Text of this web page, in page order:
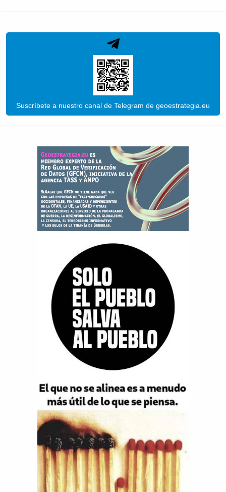
Suscríbete a nuestro canal de Telegram de geoestrategia.eu